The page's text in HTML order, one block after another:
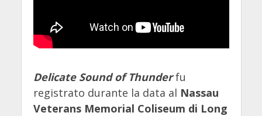
Delicate Sound of Thunder fu
registrato durante la data al Nassau
Veterans Memorial Coliseum di Long